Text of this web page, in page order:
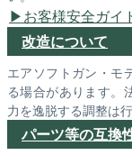
お客様安全ガイ
改造について
エアソフトガン・モ
る場合があります。
力を逸脱する調整は
パーツ等の互換